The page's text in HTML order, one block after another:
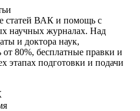
статей ВАК и помощь с
научных журналах. Над
и доктора наук,
от 80%, бесплатные правки и
этапах подготовки и подачи